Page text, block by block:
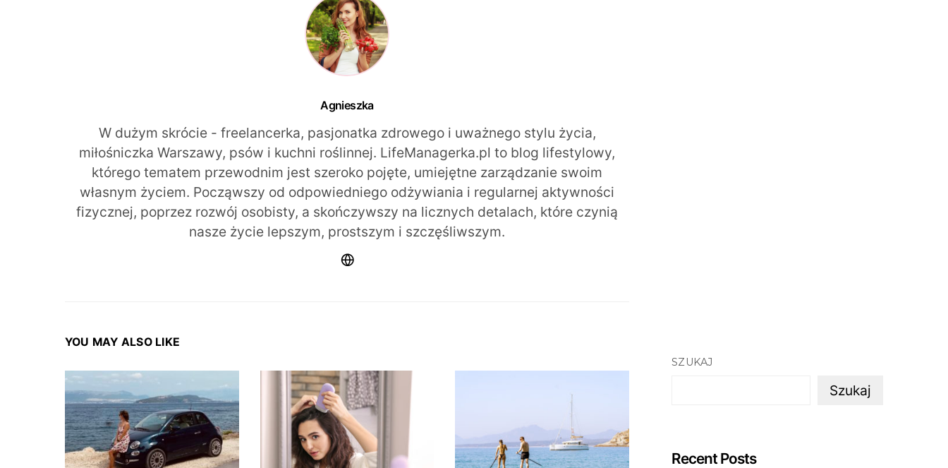
Agnieszka
W dużym skrócie - freelancerka, pasjonatka zdrowego i uważnego stylu życia,
miłośniczka Warszawy, psów i kuchni roślinnej. LifeManagerka.pl to blog lifestylowy,
którego tematem przewodnim jest szeroko pojęte, umiejętne zarządzanie swoim
własnym życiem. Począwszy od odpowiedniego odżywiania i regularnej aktywności
fizycznej, poprzez rozwój osobisty, a skończywszy na licznych detalach, które czynią
nasze życie lepszym, prostszym i szczęśliwszym.
YOU MAY ALSO LIKE
SZUKAJ
Szukaj
Recent Posts